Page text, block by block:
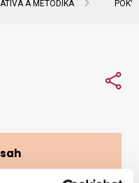
A METODIKA